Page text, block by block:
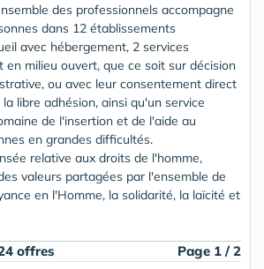
des professionnels accompagne
dans 12 établissements
avec hébergement, 2 services
en milieu ouvert, que ce soit sur décision
ou avec leur consentement direct
libre adhésion, ainsi qu'un service
de l'insertion et de l'aide au
en grandes difficultés.
relative aux droits de l'homme,
valeurs partagées par l'ensemble de
en l'Homme, la solidarité, la laïcité et
Page 1 / 2
offres